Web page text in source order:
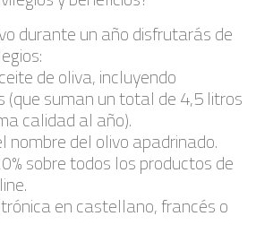
durante un año disfrutarás de
de oliva, incluyendo
(que suman un total de 4,5 litros
calidad al año).
nombre del olivo apadrinado.
sobre todos los productos de
en castellano, francés o